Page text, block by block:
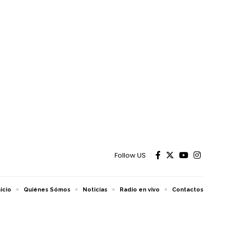
Follow US
Quiénes Sómos Noticias Radio en vivo Contactos